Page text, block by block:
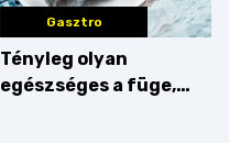
Gasztro
Tényleg olyan
egészséges a füge,